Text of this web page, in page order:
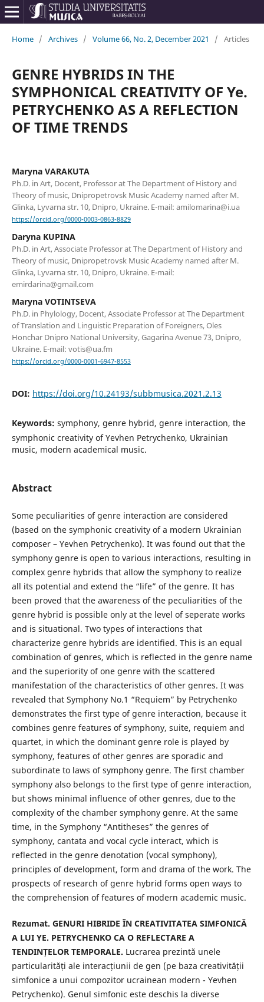
Home / Archives / Volume 66, No. 2, December 2021 / Articles
GENRE HYBRIDS IN THE
SYMPHONICAL CREATIVITY OF Ye.
PETRYCHENKO AS A REFLECTION
OF TIME TRENDS
Maryna VARAKUTA
Ph.D. in Art, Doсent, Professor at The Department of History and
Theory of music, Dnipropetrovsk Music Academy named after M.
Glinka, Lyvarna str. 10, Dnipro, Ukraine. E-mail: amilomarina@i.ua
https://orcid.org/0000-0003-0863-8829
Daryna KUPINA
Ph.D. in Art, Associate Professor at The Department of History and
Theory of music, Dnipropetrovsk Music Academy named after M.
Glinka, Lyvarna str. 10, Dnipro, Ukraine. E-mail:
emirdarina@gmail.com
Maryna VOTINTSEVA
Ph.D. in Phylology, Doсent, Associate Professor at The Department
of Translation and Linguistic Preparation of Foreigners, Oles
Honchar Dnipro National University, Gagarina Avenue 73, Dnipro,
Ukraine. E-mail: votis@ua.fm
https://orcid.org/0000-0001-6947-8553
DOI: https://doi.org/10.24193/subbmusica.2021.2.13
Keywords: symphony, genre hybrid, genre interaction, the
symphonic creativity of Yevhen Petrychenko, Ukrainian
music, modern academical music.
Abstract
Some peculiarities of genre interaction are considered
(based on the symphonic creativity of a modern Ukrainian
composer – Yevhen Petrychenko). It was found out that the
symphony genre is open to various interactions, resulting in
complex genre hybrids that allow the symphony to realize
all its potential and extend the “life” of the genre. It has
been proved that the awareness of the peculiarities of the
genre hybrid is possible only at the level of seperate works
and is situational. Two types of interactions that
characterize genre hybrids are identified. This is an equal
combination of genres, which is reflected in the genre name
and the superiority of one genre with the scattered
manifestation of the characteristics of other genres. It was
revealed that Symphony No.1 “Requiem” by Petrychenko
demonstrates the first type of genre interaction, because it
combines genre features of symphony, suite, requiem and
quartet, in which the dominant genre role is played by
symphony, features of other genres are sporadic and
subordinate to laws of symphony genre. The first chamber
symphony also belongs to the first type of genre interaction,
but shows minimal influence of other genres, due to the
complexity of the chamber symphony genre. At the same
time, in the Symphony “Antitheses” the genres of
symphony, cantata and vocal cycle interact, which is
reflected in the genre denotation (vocal symphony),
principles of development, form and drama of the work. The
prospects of research of genre hybrid forms open ways to
the comprehension of features of modern academic music.
Rezumat. GENURI HIBRIDE ÎN CREATIVITATEA SIMFONICĂ
A LUI YE. PETRYCHENKO CA O REFLECTARE A
TENDINȚELOR TEMPORALE. Lucrarea prezintă unele
particularități ale interacțiunii de gen (pe baza creativității
simfonice a unui compozitor ucrainean modern - Yevhen
Petrychenko). Genul simfonic este deschis la diverse